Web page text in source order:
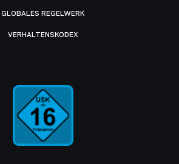
GLOBALES REGELWERK
VERHALTENSKODEX